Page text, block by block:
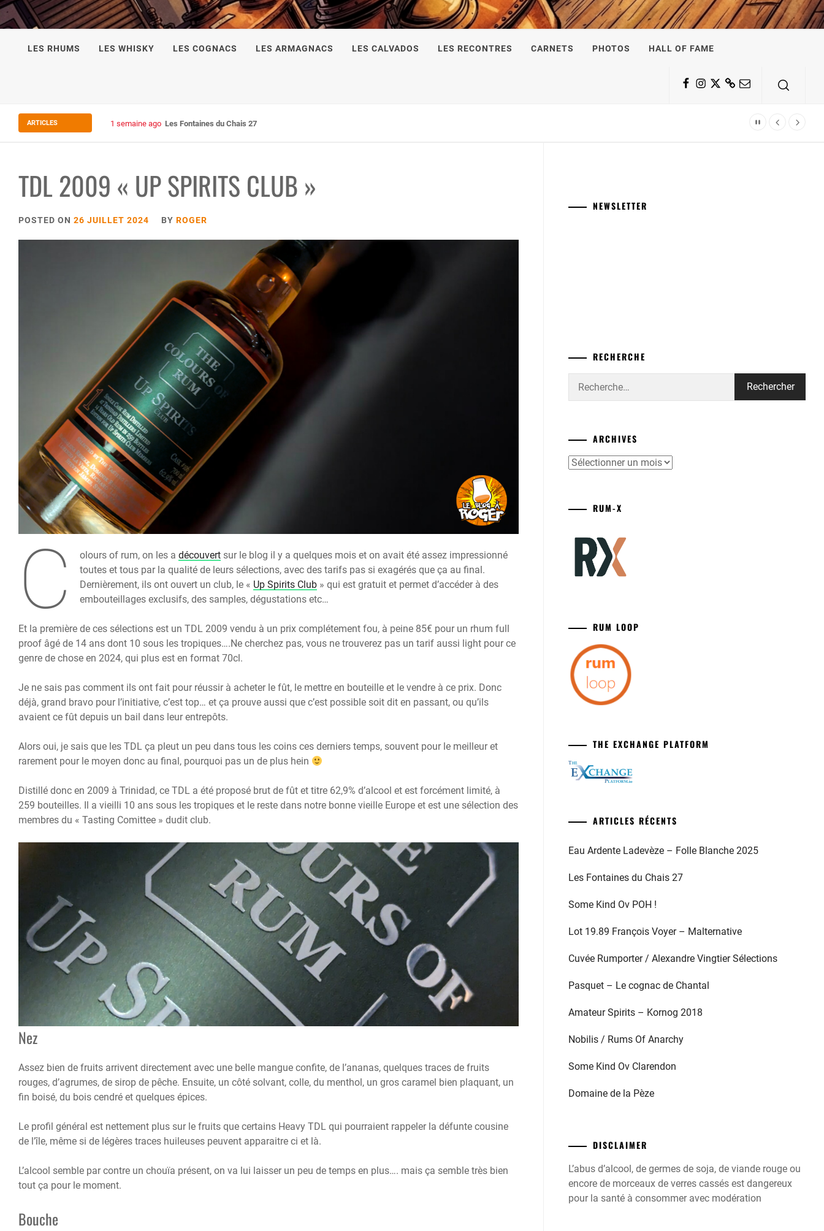
LES RHUMS LES WHISKY LES COGNACS LES ARMAGNACS LES CALVADOS LES RECONTRES CARNETS PHOTOS HALL OF FAME
Facebook
Instagram
TwitterSubstack
Email
ARTICLES 1 semaine ago Les Fontaines du Chais 27
TDL 2009 « UP SPIRITS CLUB »
POSTED ON 26 JUILLET 2024 BY ROGER
C olours of rum, on les adécouvert sur le blog il y a quelques mois et on avait été assez impressionné
toutes et tous par la qualité de leurs sélections, avec des tarifs pas si exagérés que ça au final.
Dernièrement, ils ont ouvert un club, le « Up Spirits Club » qui est gratuit et permet d’accéder à des
embouteillages exclusifs, des samples, dégustations etc…
Et la première de ces sélections est un TDL 2009 vendu à un prix complétement fou, à peine 85€ pour un rhum full
proof âgé de 14 ans dont 10 sous les tropiques….Ne cherchez pas, vous ne trouverez pas un tarif aussi light pour ce
genre de chose en 2024, qui plus est en format 70cl.
Je ne sais pas comment ils ont fait pour réussir à acheter le fût, le mettre en bouteille et le vendre à ce prix. Donc
déjà, grand bravo pour l’initiative, c’est top… et ça prouve aussi que c’est possible soit dit en passant, ou qu’ils
avaient ce fût depuis un bail dans leur entrepôts.
Alors oui, je sais que les TDL ça pleut un peu dans tous les coins ces derniers temps, souvent pour le meilleur et
rarement pour le moyen donc au final, pourquoi pas un de plus hein
Distillé donc en 2009 à Trinidad, ce TDL a été proposé brut de fût et titre 62,9% d’alcool et est forcément limité, à
259 bouteilles. Il a vieilli 10 ans sous les tropiques et le reste dans notre bonne vieille Europe et est une sélection des
membres du « Tasting Comittee » dudit club.
Nez
Assez bien de fruits arrivent directement avec une belle mangue confite, de l’ananas, quelques traces de fruits
rouges, d’agrumes, de sirop de pêche. Ensuite, un côté solvant, colle, du menthol, un gros caramel bien plaquant, un
fin boisé, du bois cendré et quelques épices.
Le profil général est nettement plus sur le fruits que certains Heavy TDL qui pourraient rappeler la défunte cousine
de l’île, même si de légères traces huileuses peuvent apparaitre ci et là.
L’alcool semble par contre un chouïa présent, on va lui laisser un peu de temps en plus…. mais ça semble très bien
tout ça pour le moment.
Bouche
NEWSLETTER
RECHERCHE
ARCHIVES
Archives
RUM-X
RUM LOOP
THE EXCHANGE PLATFORM
ARTICLES RÉCENTS
Eau Ardente Ladevèze – Folle Blanche 2025
Les Fontaines du Chais 27
Some Kind Ov POH !
Lot 19.89 François Voyer – Malternative
Cuvée Rumporter / Alexandre Vingtier Sélections
Pasquet – Le cognac de Chantal
Amateur Spirits – Kornog 2018
Nobilis / Rums Of Anarchy
Some Kind Ov Clarendon
Domaine de la Pèze
DISCLAIMER
L’abus d’alcool, de germes de soja, de viande rouge ou
encore de morceaux de verres cassés est dangereux
pour la santé à consommer avec modération